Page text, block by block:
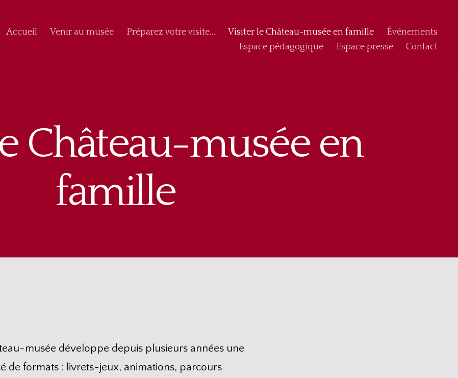
Accueil Venir au musée Préparez votre visite… Visiter le Château-musée en famille
Événements
Espace pédagogique
Espace presse Contact
Château-musée en
famille
musée développe depuis plusieurs années une
de formats : livrets-jeux, animations, parcours